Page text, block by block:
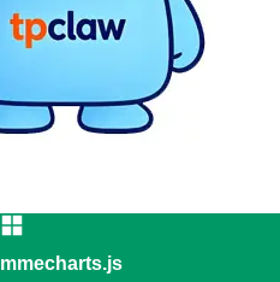
mmecharts.js